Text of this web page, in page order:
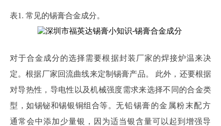
表1. 常见的锡膏合金成分。
对于合金成分的选择需要根据封装厂家的焊接炉温来决
定。根据厂家回流曲线来定制锡膏产品。
此外，还要根据
对导热性，导电性以及机械强度需求来选择不同的合金类
型，如锡铋和锡银铜组合等。无铅锡膏 的金属粉末配方
通常会中添加少量银， 因为适当银含量可以起到 增强导